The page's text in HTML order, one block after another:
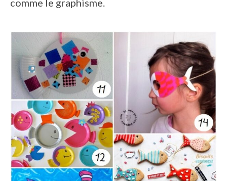
comme le graphisme.